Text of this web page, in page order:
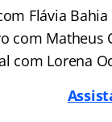
Flávia Bahia
com Matheus
com Lorena